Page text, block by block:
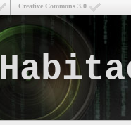
Creative Commons 3.0